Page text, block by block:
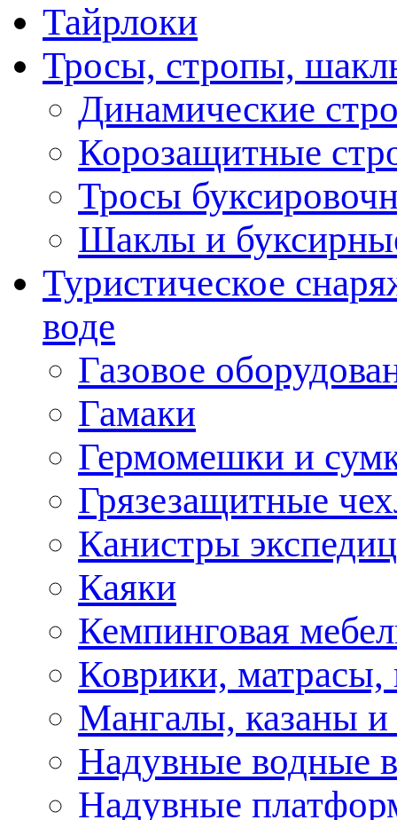
Тайрлоки
Тросы, стропы,
Динамические
Корозащитные
Тросы
Шаклы и
Туристическое
воде
Газовое
Гамаки
Гермомешки и
Грязезащитные
Канистры
Каяки
Кемпинговая
Коврики,
Мангалы, казаны и
Надувные водные
Надувные